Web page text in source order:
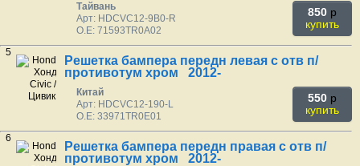
Тайвань
Арт: HDCVC12-9B0-R
O.E: 71593TR0A02
850 p
купить
5
Решетка бампера передн левая с отв п/
противотум хром 2012-
Китай
Арт: HDCVC12-190-L
O.E: 33971TR0E01
550 p
купить
6
Решетка бампера передн правая с отв п/
противотум хром 2012-